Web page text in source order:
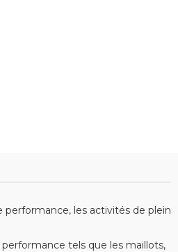
performance, les activités de plein
tels que les maillots,